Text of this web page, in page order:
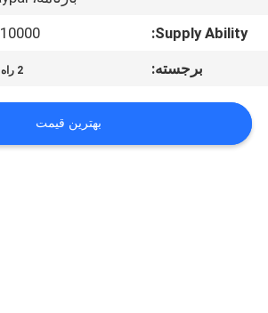
نقل قول
نقشه
سایت
Supply Ability:
10000 Pieces Per month
برجسته:
2 راه شیر سولینوئید مس پانومیک
بهترین قیمت